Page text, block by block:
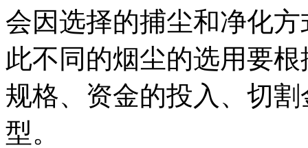
会因选择的捕尘和净化
此不同的烟尘的选用要
规格、资金的投入、切
型。